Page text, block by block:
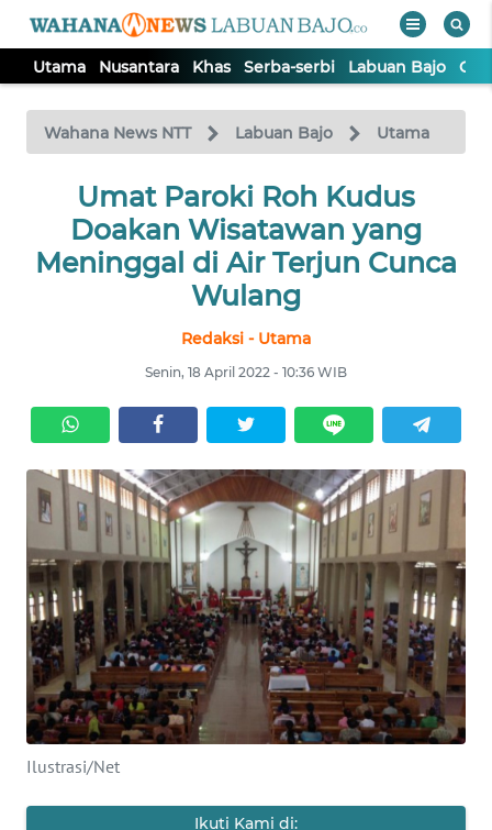
Utama Nusantara Khas Serba-serbi Labuan Bajo
Wahana News NTT Labuan Bajo Utama
Umat Paroki Roh Kudus
Doakan Wisatawan yang
Meninggal di Air Terjun Cunca
Wulang
Redaksi - Utama
Senin, 18 April 2022 - 10:36 WIB
Ilustrasi/Net
Ikuti Kami di:
TV
Tutup
UTAMA
NUSANTARA
SERBI
LABUAN
BAJO
OPINI
Informasi
INDEKS
BERITA
KONTAK
KAMI